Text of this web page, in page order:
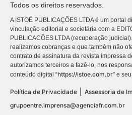
Todos os direitos reservados.
A ISTOÉ PUBLICAÇÕES LTDA é um portal
vinculação editorial e societária com a
PUBLICACÕES LTDA (recuperação
realizamos cobranças e que também não
contrato de assinatura da revista impressa
autorizamos terceiros a fazê-lo, nos
conteúdo digital “https://istoe.com.br” e
Política de Privacidade | Assessoria de
grupoentre.imprensa@agenciafr.com.br